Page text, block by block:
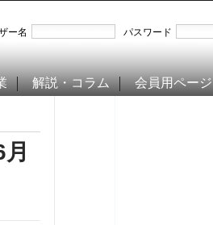
ー名
パスワード
解説・コラム 会員用ページ